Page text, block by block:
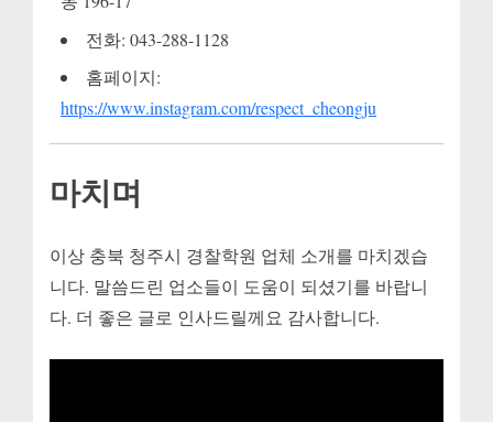
전화: 043-288-1128
홈페이지:
https://www.instagram.com/respect_cheongju
마치며
이상 충북 청주시 경찰학원 업체 소개를 마치겠습
니다. 말씀드린 업소들이 도움이 되셨기를 바랍니
다. 더 좋은 글로 인사드릴께요 감사합니다.